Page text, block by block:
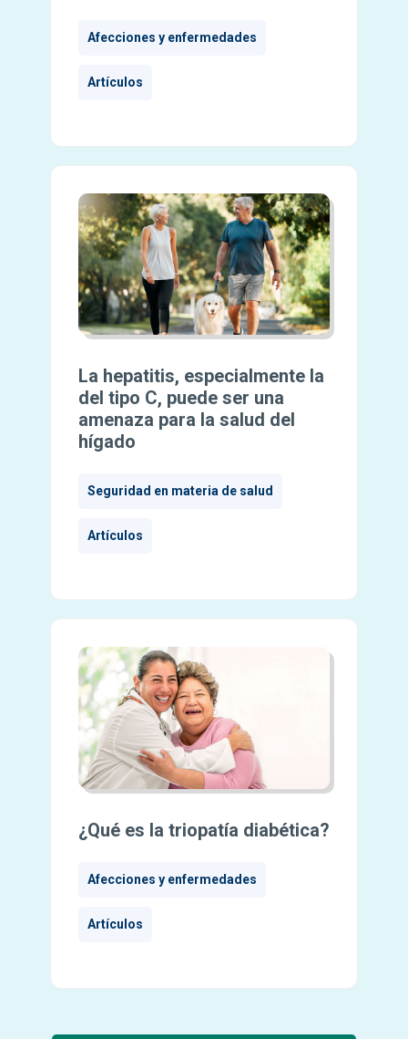
Afecciones y enfermedades
Artículos
La hepatitis, especialmente la
del tipo C, puede ser una
amenaza para la salud del
hígado
Seguridad en materia de salud
Artículos
¿Qué es la triopatía diabética?
Afecciones y enfermedades
Artículos